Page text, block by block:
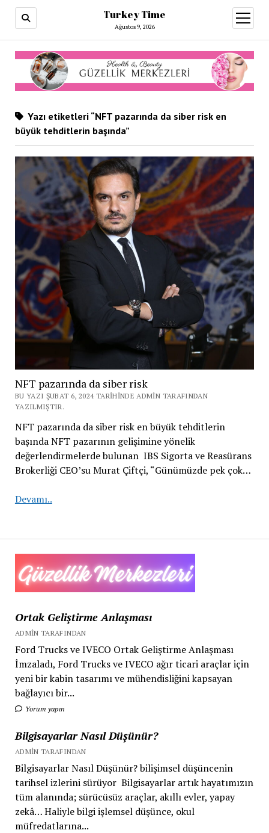
Turkey Time
Ağustos 9, 2026
aç
Ortak Geliştirme Anlaşması
ADMIN TARAFINDAN
Ford Trucks ve IVECO Ortak Geliştirme Anlaşması
İmzaladı, Ford Trucks ve IVECO ağır ticari araçlar için
yeni bir kabin tasarımı ve mühendisliğini kapsayan
bağlayıcı bir...
Yorum yapın
Bilgisayarlar Nasıl Düşünür?
ADMIN TARAFINDAN
Bilgisayarlar Nasıl Düşünür? bilişimsel düşüncenin
tarihsel izlerini sürüyor Bilgisayarlar artık hayatımızın
tüm alanında; sürücüsüz araçlar, akıllı evler, yapay
zekâ… Haliyle bilgi işlemsel düşünce, okul
müfredatlarına...
Yazı etiketleri “NFT pazarında da siber risk en
büyük tehditlerin başında”
NFT pazarında da siber risk
BU YAZI ŞUBAT 6, 2024 TARIHINDE ADMIN TARAFINDAN
YAZILMIŞTIR.
NFT pazarında da siber risk en büyük tehditlerin
başında NFT pazarının gelişimine yönelik
değerlendirmelerde bulunan IBS Sigorta ve Reasürans
Brokerliği CEO’su Murat Çiftçi, “Günümüzde pek çok…
Devamı..NFT
siber
risk